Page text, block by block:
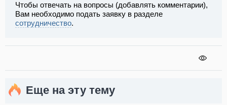
Чтобы отвечать на вопросы (добавлять комментарии),
Вам необходимо подать заявку в разделе
сотрудничество.
Еще на эту тему